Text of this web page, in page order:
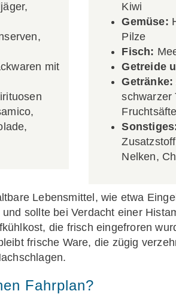
mit
Kiwi
Gemüse:
Pilze
Fisch:
Getreide
Getränke:
schwarzer
Nelken,
Lebensmittel, wie etwa
sollte bei Verdacht einer
die frisch eingefroren
frische Ware, die zügig
Fahrplan?